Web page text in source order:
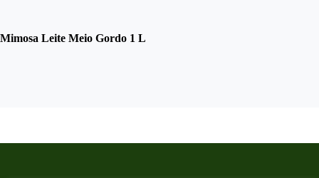
Mimosa Leite Meio Gordo 1 L